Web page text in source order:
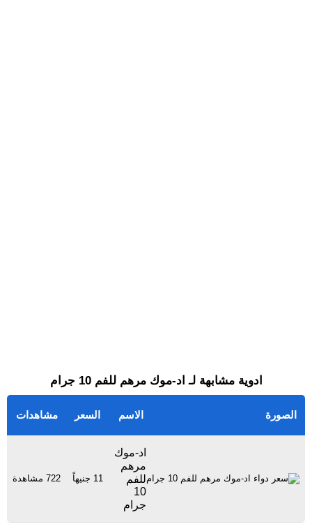
ادوية مشابهة لـ اد-موك مرهم للفم 10 جرام
الصورة الاسم السعر مشاهدات
اد-موك
مرهم
للفم
10
جرام
11 جنيهاً 722 مشاهدة